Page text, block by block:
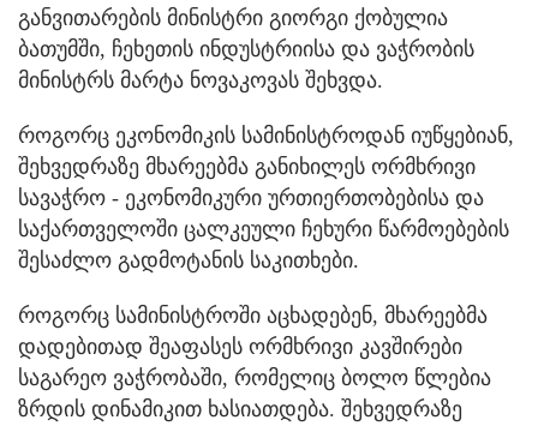
განვითარების მინისტრი გიორგი ქობულია
ბათუმში, ჩეხეთის ინდუსტრიისა და ვაჭრობის
მინისტრს მარტა ნოვაკოვას შეხვდა.
როგორც ეკონომიკის სამინისტროდან იუწყებიან,
შეხვედრაზე მხარეებმა განიხილეს ორმხრივი
სავაჭრო - ეკონომიკური ურთიერთობებისა და
საქართველოში ცალკეული ჩეხური წარმოებების
შესაძლო გადმოტანის საკითხები.
როგორც სამინისტროში აცხადებენ, მხარეებმა
დადებითად შეაფასეს ორმხრივი კავშირები
საგარეო ვაჭრობაში, რომელიც ბოლო წლებია
ზრდის დინამიკით ხასიათდება. შეხვედრაზე